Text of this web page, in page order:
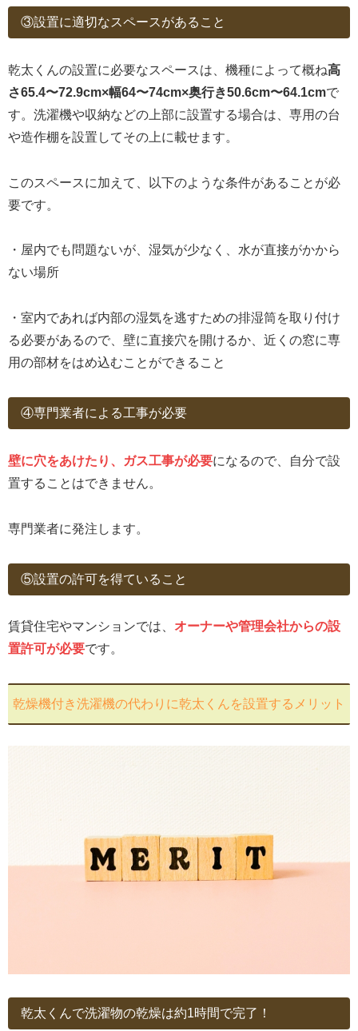
③設置に適切なスペースがあること
乾太くんの設置に必要なスペースは、機種によって概ね高
さ65.4〜72.9cm×幅64〜74cm×奥行き50.6cm〜64.1cmで
す。洗濯機や収納などの上部に設置する場合は、専用の台
や造作棚を設置してその上に載せます。
このスペースに加えて、以下のような条件があることが必
要です。
・屋内でも問題ないが、湿気が少なく、水が直接がかから
ない場所
・室内であれば内部の湿気を逃すための排湿筒を取り付け
る必要があるので、壁に直接穴を開けるか、近くの窓に専
用の部材をはめ込むことができること
④専門業者による工事が必要
壁に穴をあけたり、ガス工事が必要になるので、自分で設
置することはできません。
専門業者に発注します。
⑤設置の許可を得ていること
賃貸住宅やマンションでは、 オーナーや管理会社からの設
置許可が必要です。
乾燥機付き洗濯機の代わりに乾太くんを設置するメリット
乾太くんで洗濯物の乾燥は約1時間で完了！